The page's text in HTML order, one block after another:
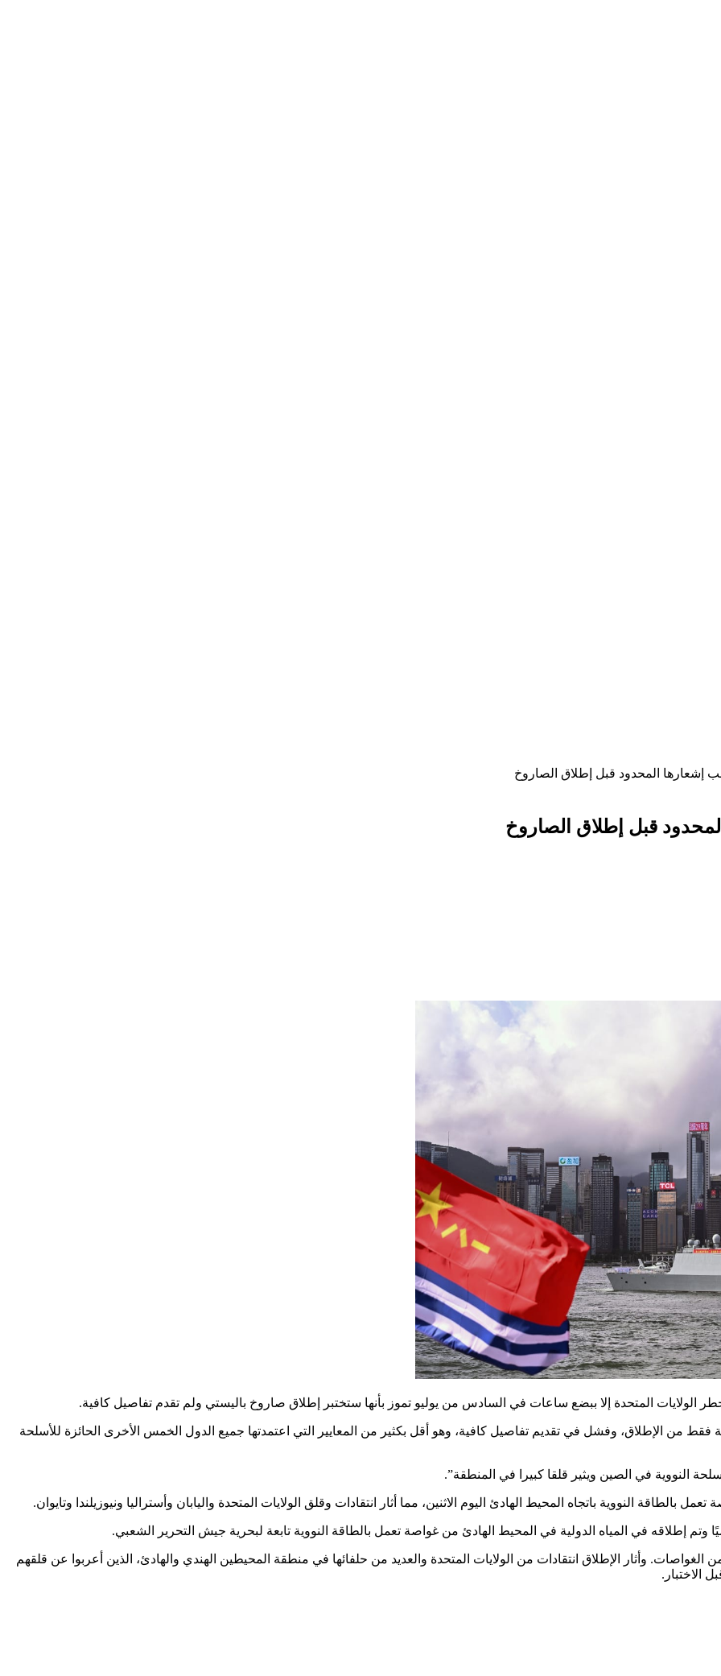
إشعارها المحدود قبل إطلاق الصاروخ
قبل إطلاق الصاروخ
الولايات المتحدة إلا ببضع ساعات في السادس من يوليو تموز بأنها ستختبر إطلاق صاروخ باليستي ولم تقدم تفاصيل كافية.
من الإطلاق، وفشل في تقديم تفاصيل كافية، وهو أقل بكثير من المعايير التي اعتمدتها جميع الدول الخمس الأخرى الحائزة للأسلحة
النووية في الصين ويثير قلقا كبيرا في المنطقة”.
النووية باتجاه المحيط الهادئ اليوم الاثنين، مما أثار انتقادات وقلق الولايات المتحدة واليابان وأستراليا ونيوزيلندا وتايوان.
وتم إطلاقه في المياه الدولية في المحيط الهادئ من غواصة تعمل بالطاقة النووية تابعة لبحرية جيش التحرير الشعبي.
وأثار الإطلاق انتقادات من الولايات المتحدة والعديد من حلفائها في منطقة المحيطين الهندي والهادئ، الذين أعربوا عن قلقهم
الاختبار.